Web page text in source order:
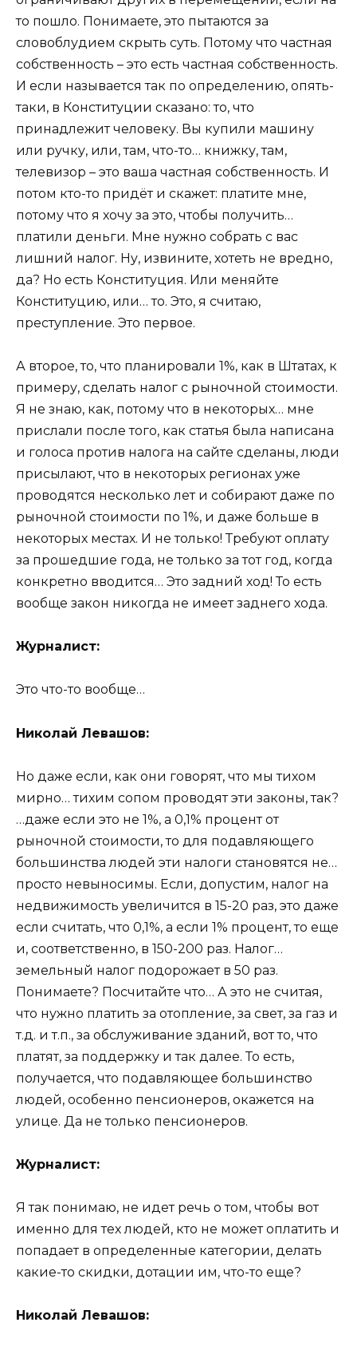
то пошло. Понимаете, это пытаются за
словоблудием скрыть суть. Потому что частная
собственность – это есть частная собственность.
И если называется так по определению, опять-
таки, в Конституции сказано: то, что
принадлежит человеку. Вы купили машину
или ручку, или, там, что-то… книжку, там,
телевизор – это ваша частная собственность. И
потом кто-то придёт и скажет: платите мне,
потому что я хочу за это, чтобы получить…
платили деньги. Мне нужно собрать с вас
лишний налог. Ну, извините, хотеть не вредно,
да? Но есть Конституция. Или меняйте
Конституцию, или… то. Это, я считаю,
преступление. Это первое.
А второе, то, что планировали 1%, как в Штатах, к
примеру, сделать налог с рыночной стоимости.
Я не знаю, как, потому что в некоторых… мне
прислали после того, как статья была написана
и голоса против налога на сайте сделаны, люди
присылают, что в некоторых регионах уже
проводятся несколько лет и собирают даже по
рыночной стоимости по 1%, и даже больше в
некоторых местах. И не только! Требуют оплату
за прошедшие года, не только за тот год, когда
конкретно вводится… Это задний ход! То есть
вообще закон никогда не имеет заднего хода.
Журналист:
Это что-то вообще…
Николай Левашов:
Но даже если, как они говорят, что мы тихом
мирно… тихим сопом проводят эти законы, так?
…даже если это не 1%, а 0,1% процент от
рыночной стоимости, то для подавляющего
большинства людей эти налоги становятся не…
просто невыносимы. Если, допустим, налог на
недвижимость увеличится в 15-20 раз, это даже
если считать, что 0,1%, а если 1% процент, то еще
и, соответственно, в 150-200 раз. Налог…
земельный налог подорожает в 50 раз.
Понимаете? Посчитайте что… А это не считая,
что нужно платить за отопление, за свет, за газ и
т.д. и т.п., за обслуживание зданий, вот то, что
платят, за поддержку и так далее. То есть,
получается, что подавляющее большинство
людей, особенно пенсионеров, окажется на
улице. Да не только пенсионеров.
Журналист:
Я так понимаю, не идет речь о том, чтобы вот
именно для тех людей, кто не может оплатить и
попадает в определенные категории, делать
какие-то скидки, дотации им, что-то еще?
Николай Левашов: